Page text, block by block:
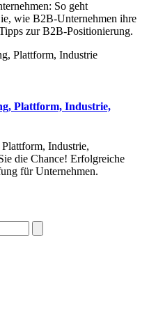
So geht
wie B2B-Unternehmen ihre
zur B2B-Positionierung.
Plattform, Industrie,
Industrie,
die Chance! Erfolgreiche
für Unternehmen.